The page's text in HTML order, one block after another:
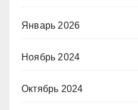
Январь 2026
Ноябрь 2024
Октябрь 2024